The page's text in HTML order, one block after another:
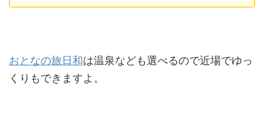
おとなの旅日和は温泉なども選べるので近場でゆっ
くりもできますよ。